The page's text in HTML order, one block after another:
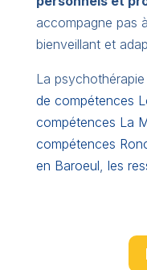
accompagne pas
bienveillant et
La
de compétences
compétences La
compétences
en Baroeul, les